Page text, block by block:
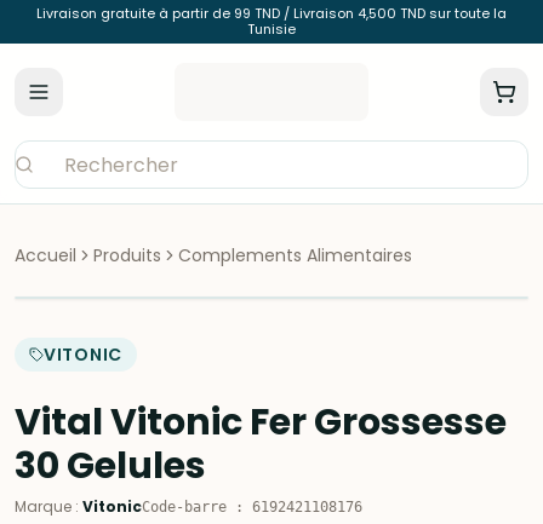
Livraison gratuite à partir de 99 TND / Livraison 4,500 TND sur toute la
Tunisie
Accueil Produits Complements Alimentaires
VITONIC
Vital Vitonic Fer Grossesse
30 Gelules
Marque : VitonicCode-barre : 6192421108176